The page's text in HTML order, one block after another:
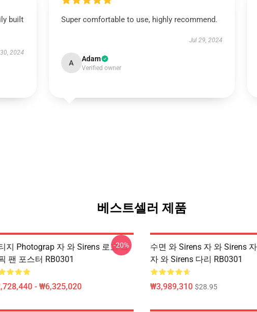
built
2024
Super comfortable to use, highly recommend.
Jul 29, 2024
A Adam
Verified owner
베스트셀러 제품
지 Photograp 자 와 Sirens 로고 그
팬 포스터 RB0301
- ₩6,325,020
-20%
수면 와 Sirens 자 와 Sirens
자 와 Sirens 다리 RB0301
₩3,989,310 $28.95